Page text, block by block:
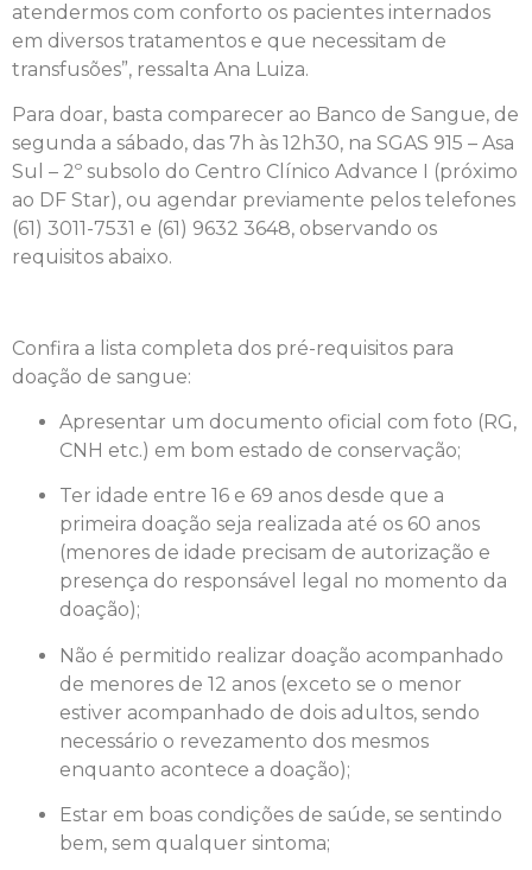
atendermos com conforto os pacientes internados
em diversos tratamentos e que necessitam de
transfusões”, ressalta Ana Luiza.
Para doar, basta comparecer ao Banco de Sangue, de
segunda a sábado, das 7h às 12h30, na SGAS 915 – Asa
Sul – 2º subsolo do Centro Clínico Advance I (próximo
ao DF Star), ou agendar previamente pelos telefones
(61) 3011-7531 e (61) 9632 3648, observando os
requisitos abaixo.
Confira a lista completa dos pré-requisitos para
doação de sangue:
Apresentar um documento oficial com foto (RG,
CNH etc.) em bom estado de conservação;
Ter idade entre 16 e 69 anos desde que a
primeira doação seja realizada até os 60 anos
(menores de idade precisam de autorização e
presença do responsável legal no momento da
doação);
Não é permitido realizar doação acompanhado
de menores de 12 anos (exceto se o menor
estiver acompanhado de dois adultos, sendo
necessário o revezamento dos mesmos
enquanto acontece a doação);
Estar em boas condições de saúde, se sentindo
bem, sem qualquer sintoma;